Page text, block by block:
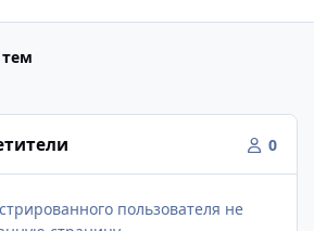
тем
0
пользователя не